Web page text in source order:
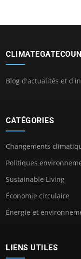
Blog d'actualités et
CATÉGORIES
Changements
Politiques
Sustainable Living
Économie circulaire
Énergie et
LIENS UTILES